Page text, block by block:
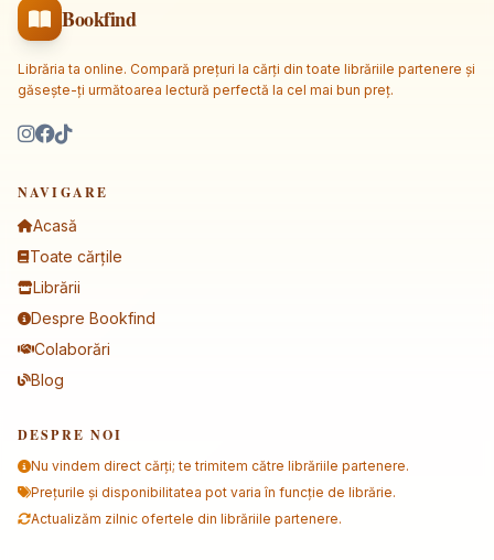
Bookfind
Librăria ta online. Compară prețuri la cărți din toate librăriile partenere și
găsește-ți următoarea lectură perfectă la cel mai bun preț.
NAVIGARE
Acasă
Toate cărțile
Librării
Despre Bookfind
Colaborări
Blog
DESPRE NOI
Nu vindem direct cărți; te trimitem către librăriile partenere.
Prețurile și disponibilitatea pot varia în funcție de librărie.
Actualizăm zilnic ofertele din librăriile partenere.